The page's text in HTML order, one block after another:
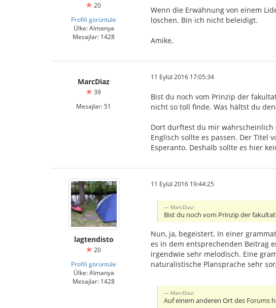
20
Profili görüntüle
Ülke: Almanya
Mesajlar: 1428
Wenn die Erwähnung von einem
löschen. Bin ich nicht beleidigt.
Amike,
MarcDiaz
39
Mesajlar: 51
11 Eylül 2016 17:05:34
Bist du noch vom Prinzip der
nicht so toll finde. Was hältst du
Dort durftest du mir wahrscheinlich
Englisch sollte es passen. Der Titel
Esperanto. Deshalb sollte es hier
lagtendisto
20
Profili görüntüle
Ülke: Almanya
Mesajlar: 1428
11 Eylül 2016 19:44:25
MarcDiaz:
Bist du noch vom Prinzip der
Nun, ja, begeistert. In einer
es in dem entsprechenden Beitrag
irgendwie sehr melodisch. Eine
naturalistische Plansprache sehr
MarcDiaz:
Auf einem anderen Ort des Forums